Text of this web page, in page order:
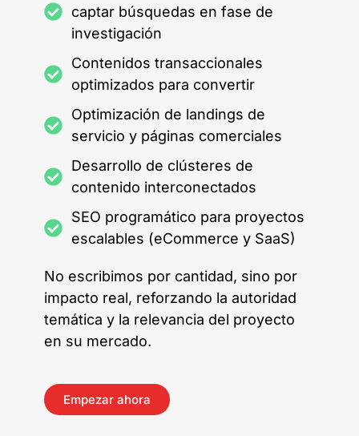
captar búsquedas en fase de
investigación
Contenidos transaccionales
optimizados para convertir
Optimización de landings de
servicio y páginas comerciales
Desarrollo de clústeres de
contenido interconectados
SEO programático para proyectos
escalables (eCommerce y SaaS)
No escribimos por cantidad, sino por
impacto real, reforzando la autoridad
temática y la relevancia del proyecto
en su mercado.
Empezar ahora